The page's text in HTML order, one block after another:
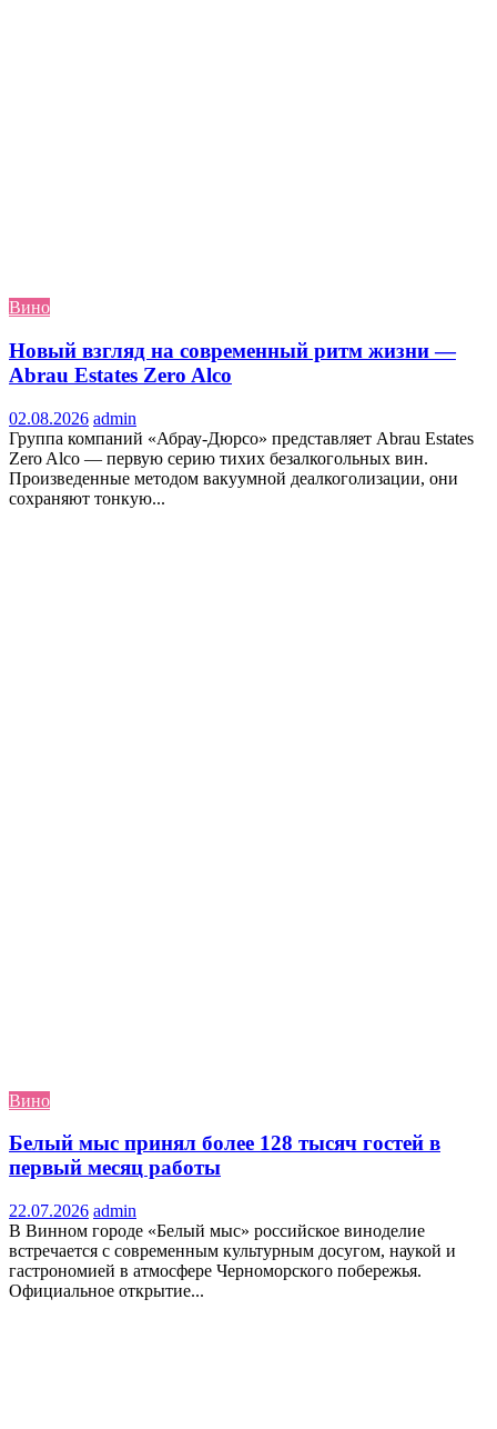
Вино
Новый взгляд на современный ритм жизни —
Abrau Estates Zero Alco
02.08.2026 admin
Группа компаний «Абрау-Дюрсо» представляет Abrau Estates
Zero Alco — первую серию тихих безалкогольных вин.
Произведенные методом вакуумной деалкоголизации, они
сохраняют тонкую...
Вино
Белый мыс принял более 128 тысяч гостей в
первый месяц работы
22.07.2026 admin
В Винном городе «Белый мыс» российское виноделие
встречается с современным культурным досугом, наукой и
гастрономией в атмосфере Черноморского побережья.
Официальное открытие...